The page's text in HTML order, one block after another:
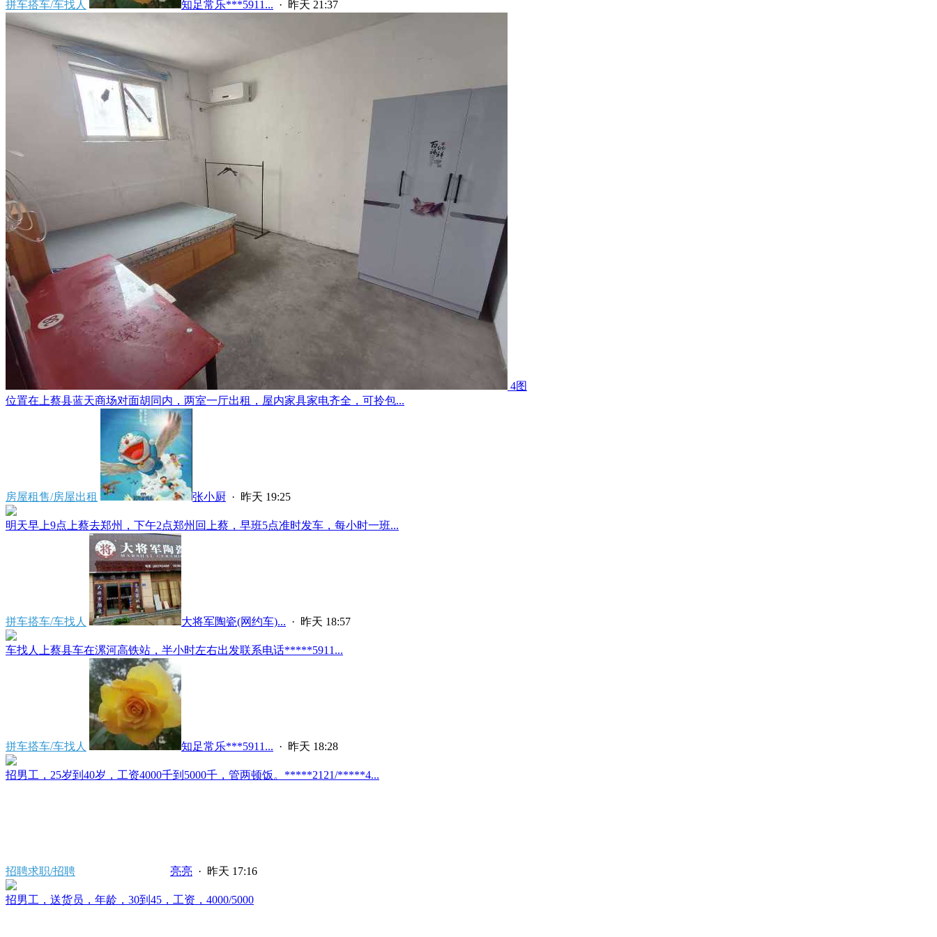
拼车搭车/车找人 知足常乐***5911... · 昨天 21:37
4图
位置在上蔡县蓝天商场对面胡同内，两室一厅出租，屋内家具家电齐全，可拎包...
房屋租售/房屋出租 张小厨 · 昨天 19:25
明天早上9点上蔡去郑州，下午2点郑州回上蔡，早班5点准时发车，每小时一班...
拼车搭车/车找人 大将军陶瓷(网约车)... · 昨天 18:57
车找人上蔡县车在漯河高铁站，半小时左右出发联系电话*****5911...
拼车搭车/车找人 知足常乐***5911... · 昨天 18:28
招男工，25岁到40岁，工资4000千到5000千，管两顿饭。*****2121/*****4...
招聘求职/招聘 亮亮 · 昨天 17:16
招男工，送货员，年龄，30到45，工资，4000/5000